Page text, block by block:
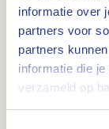
informatie over
partners voor
partners
informatie die
verzameld op
Op de markt
en tafels met
grootste deel
singles en